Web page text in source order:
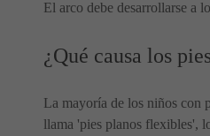
El arco debe desarrollarse a
¿Qué causa los
La mayoría de los niños con
llama 'pies planos flexibles',